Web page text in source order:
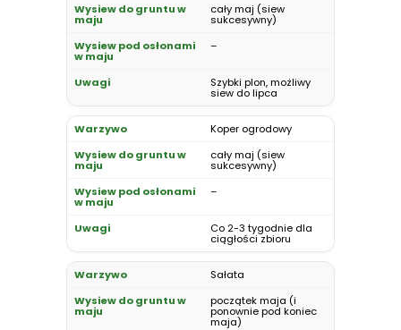
cały maj (siew
sukcesywny)
–
Szybki plon, możliwy
siew do lipca
Koper ogrodowy
cały maj (siew
sukcesywny)
–
Co 2-3 tygodnie dla
ciągłości zbioru
Sałata
początek maja (i
ponownie pod koniec
maja)